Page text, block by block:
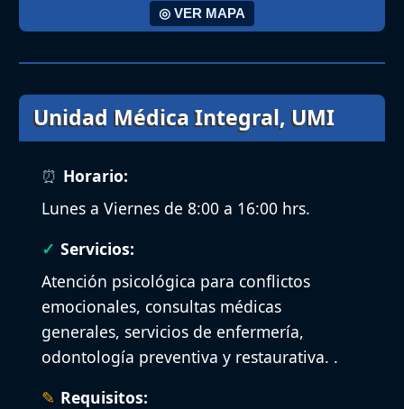
◎ VER MAPA
Unidad Médica Integral, UMI
Horario:
Lunes a Viernes de 8:00 a 16:00 hrs.
Servicios:
Atención psicológica para conflictos
emocionales, consultas médicas
generales, servicios de enfermería,
odontología preventiva y restaurativa. ​.
Requisitos: